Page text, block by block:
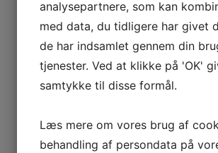
Find den rette murer i Haslev til dit
analysepartnere, som kan
med data, du tidligere har givet
de har indsamlet gennem din
tjenester. Ved at klikke på 'OK'
samtykke til disse formål.
Læs mere om vores brug af
behandling af persondata på